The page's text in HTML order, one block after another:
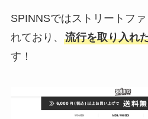
SPINNSではストリートフ
れており、 流行を取り入れ
す！